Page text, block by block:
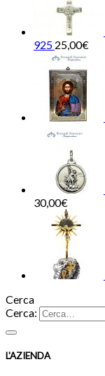
925 25,00€
30,00€
Cerca
Cerca:
L'AZIENDA